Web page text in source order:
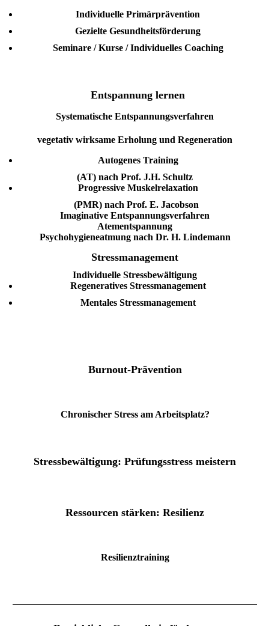
Individuelle Primärprävention
Gezielte Gesundheitsförderung
Seminare / Kurse / Individuelles Coaching
Entspannung lernen
Systematische Entspannungsverfahren
vegetativ wirksame Erholung und Regeneration
Autogenes Training
(AT) nach Prof. J.H. Schultz
Progressive Muskelrelaxation
(PMR) nach Prof. E. Jacobson
Imaginative Entspannungsverfahren
Atementspannung
Psychohygieneatmung nach Dr. H. Lindemann
Stressmanagement
Individuelle Stressbewältigung
RegenerativesStressmanagement
Mentales Stressmanagement
Burnout-Prävention
Chronischer Stress am Arbeitsplatz?
Stressbewältigung: Prüfungsstress meistern
Ressourcen stärken: Resilienz
Resilienztraining